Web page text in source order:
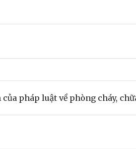
pháp luật về phòng cháy,